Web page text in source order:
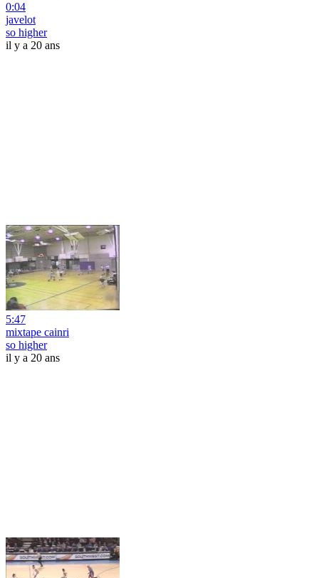
0:04
javelot
so higher
il y a 20 ans
5:47
mixtape cainri
so higher
il y a 20 ans